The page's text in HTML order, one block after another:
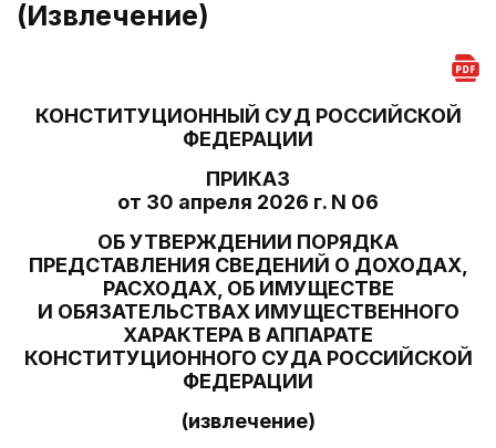
(Извлечение)
КОНСТИТУЦИОННЫЙ СУД РОССИЙСКОЙ
ФЕДЕРАЦИИ
ПРИКАЗ
от 30 апреля 2026 г. N 06
ОБ УТВЕРЖДЕНИИ ПОРЯДКА
ПРЕДСТАВЛЕНИЯ СВЕДЕНИЙ О ДОХОДАХ,
РАСХОДАХ, ОБ ИМУЩЕСТВЕ
И ОБЯЗАТЕЛЬСТВАХ ИМУЩЕСТВЕННОГО
ХАРАКТЕРА В АППАРАТЕ
КОНСТИТУЦИОННОГО СУДА РОССИЙСКОЙ
ФЕДЕРАЦИИ
(извлечение)